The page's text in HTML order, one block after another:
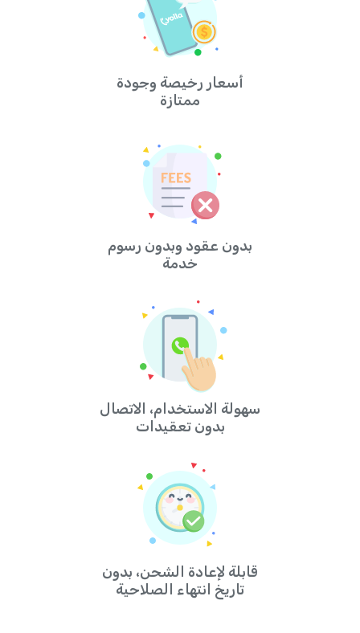
أسعار رخيصة وجودة
ممتازة
بدون عقود وبدون رسوم
خدمة
سهولة الاستخدام، الاتصال
بدون تعقيدات
قابلة لإعادة الشحن، بدون
تاريخ انتهاء الصلاحية